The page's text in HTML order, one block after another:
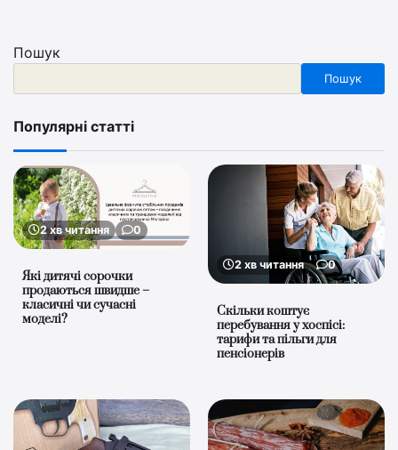
Пошук
Пошук
Популярні статті
2 хв читання 0
Які дитячі сорочки
продаються швидше –
класичні чи сучасні
моделі?
2 хв читання 0
Скільки коштує
перебування у хоспісі:
тарифи та пільги для
пенсіонерів